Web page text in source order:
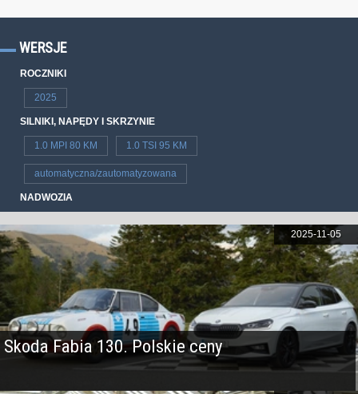
WERSJE
ROCZNIKI
2025
SILNIKI, NAPĘDY I SKRZYNIE
1.0 MPI 80 KM 1.0 TSI 95 KM
automatyczna/zautomatyzowana
NADWOZIA
Skoda Fabia 130. Polskie ceny
2025-11-05